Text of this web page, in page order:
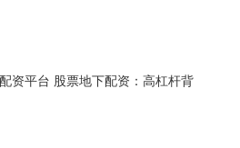
资平台 股票地下配资：高杠杆背